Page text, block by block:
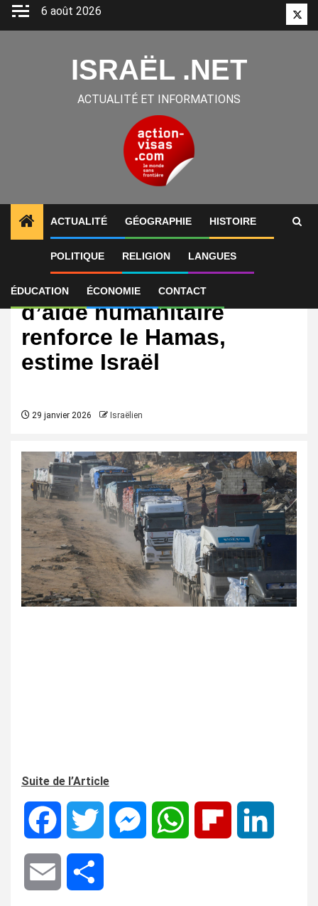
Aller
6 août 2026
ISRAËL .NET
ACTUALITÉ ET INFORMATIONS
ACTUALITÉ GÉOGRAPHIE HISTOIRE
POLITIQUE RELIGION LANGUES
ÉDUCATION ÉCONOMIE CONTACT
International
Gaza : l’afflux massif
d’aide humanitaire
renforce le Hamas,
estime Israël
29 janvier 2026 Israëlien
Suite de l’Article
Facebook Twitter MessengerWhatsApp Flipboard
Email